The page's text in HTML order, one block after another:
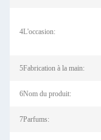
4L'occasion:
5Fabrication à la main:
6Nom du produit:
7Parfums: